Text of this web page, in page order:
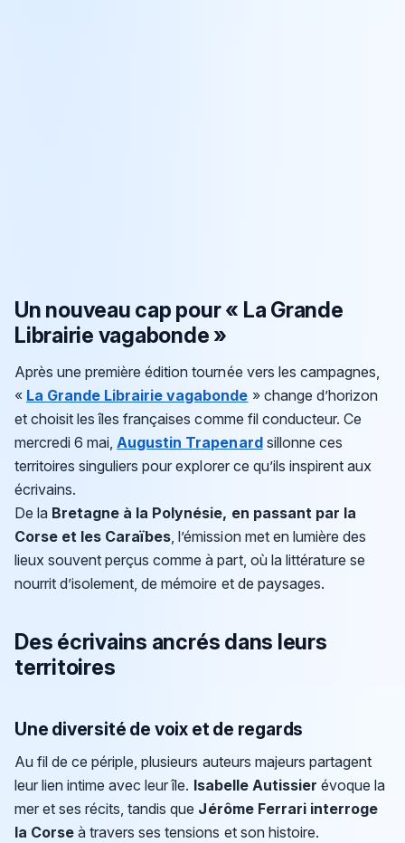
Un nouveau cap pour « La Grande
Librairie vagabonde »
Après une première édition tournée vers les campagnes,
« La Grande Librairie vagabonde » change d’horizon
et choisit les îles françaises comme fil conducteur. Ce
mercredi 6 mai,Augustin Trapenardsillonne ces
territoires singuliers pour explorer ce qu’ils inspirent aux
écrivains.
De la Bretagne à la Polynésie, en passant par la
Corse et les Caraïbes, l’émission met en lumière des
lieux souvent perçus comme à part, où la littérature se
nourrit d’isolement, de mémoire et de paysages.
Des écrivains ancrés dans leurs
territoires
Une diversité de voix et de regards
Au fil de ce périple, plusieurs auteurs majeurs partagent
leur lien intime avec leur île. Isabelle Autissier évoque la
mer et ses récits, tandis que Jérôme Ferrari interroge
la Corse à travers ses tensions et son histoire.